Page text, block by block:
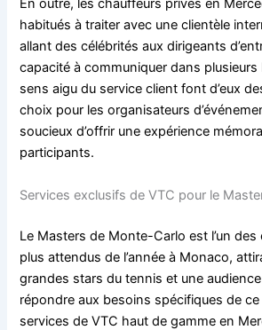
En outre, les chauffeurs privés en
habitués à traiter avec une clientèle
allant des célébrités aux dirigeants
capacité à communiquer dans plusieurs
sens aigu du service client font d’eux
choix pour les organisateurs
soucieux d’offrir une expérience
participants.
Services exclusifs de VTC pour le
Le Masters de Monte-Carlo est l’un
plus attendus de l’année à Monaco,
grandes stars du tennis et une
répondre aux besoins spécifiques de
services de VTC haut de gamme en